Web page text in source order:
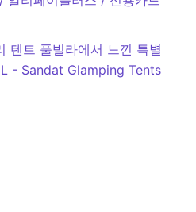
텐트 풀빌라에서 느낀 특별
- Sandat Glamping Tents